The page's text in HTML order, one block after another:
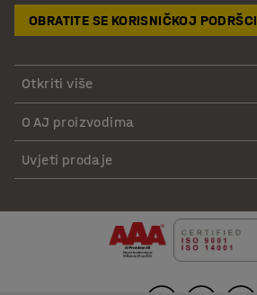
OBRATITE SE KORISNIČKOJ PODRŠCI
Otkriti više
O AJ proizvodima
Uvjeti prodaje